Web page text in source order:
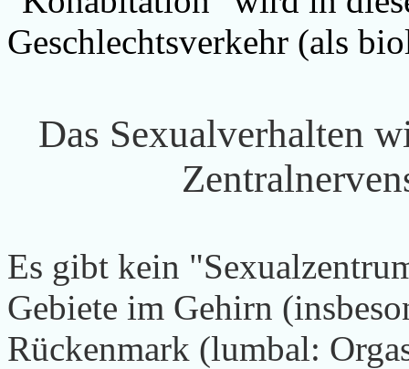
Geschlechtsverkehr (als
Das Sexualverhalten
Es gibt kein
Gebiete im Gehirn
Rückenmark (lumbal: